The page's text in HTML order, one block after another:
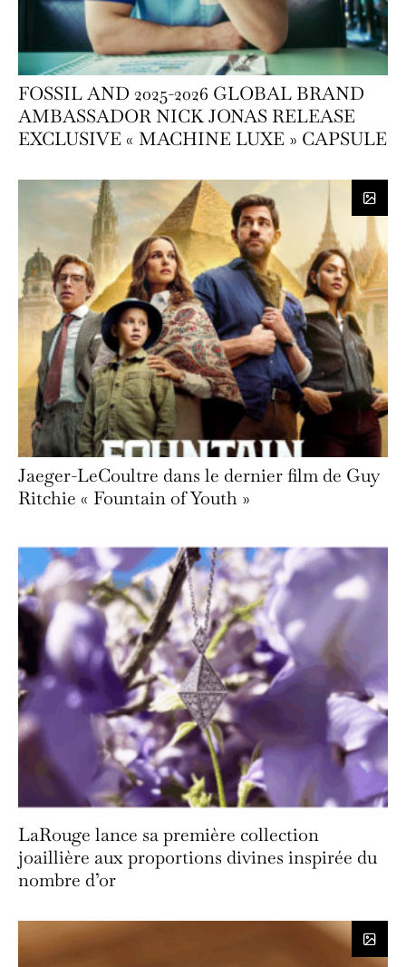
FOSSIL AND 2025-2026 GLOBAL BRAND
AMBASSADOR NICK JONAS RELEASE
EXCLUSIVE « MACHINE LUXE » CAPSULE
Jaeger-LeCoultre dans le dernier film de Guy
Ritchie « Fountain of Youth »
LaRouge lance sa première collection
joaillière aux proportions divines inspirée du
nombre d’or